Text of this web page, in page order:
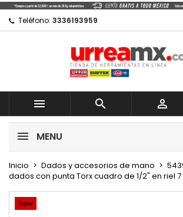
Teléfono: 3336193959
  
MENU
Inicio Dados y accesorios de mano
dados con punta Torx cuadro de 1/2" en riel
New
Mi lista de regalos
Crear nueva lista
Crear lista de deseos
Nombre de la lista de deseos
Iniciar sesión
Debe iniciar sesión para guardar
lista de deseos.
Iniciar sesión